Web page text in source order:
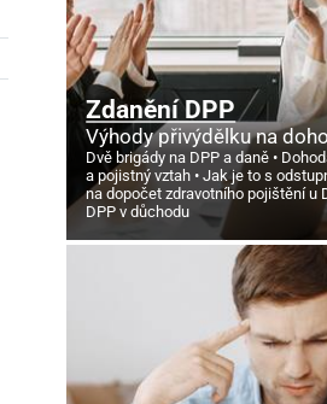
Zdanění DPP
Výhody přivýdělku na
Dvě brigády na DPP a daně
a pojistný vztah
Jak je to s
na dopočet zdravotního pojištění u
DPP v důchodu